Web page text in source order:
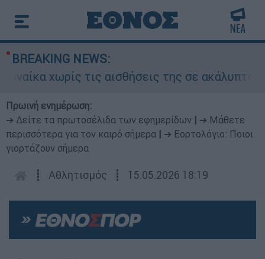
BREAKING NEWS:
τις αισθήσεις της σε ακάλυπτο
Πρωινή ενημέρωση:
➔ Δείτε τα πρωτοσέλιδα των εφημερίδων
➔ Μάθετε
περισσότερα για τον καιρό σήμερα
➔ Εορτολόγιο: Ποιοι
γιορτάζουν σήμερα
┋ Αθλητισμός ┋ 15.05.2026 18:19